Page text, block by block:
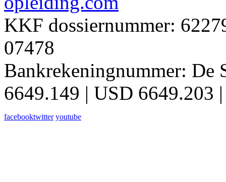
KKF dossiernummer:
07478
Bankrekeningnummer: De
6649.149 | USD 6649.203
facebooktwitter youtube